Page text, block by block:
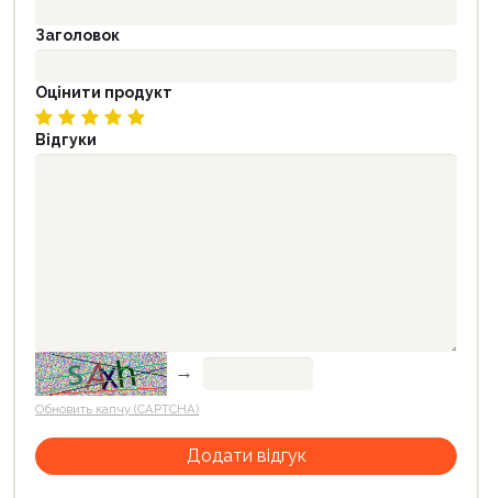
Заголовок
Оцінити продукт
Відгуки
→
Обновить капчу (CAPTCHA)